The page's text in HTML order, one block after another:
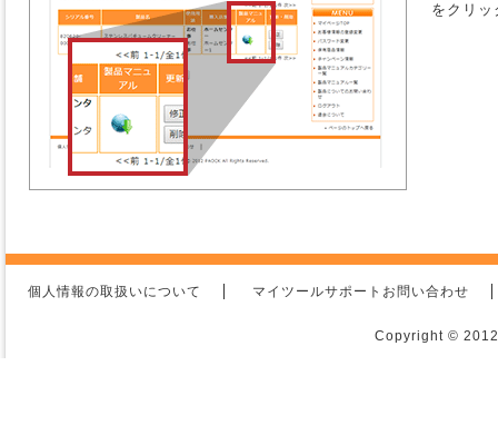
をクリ
個人情報の取扱いについて マイツールサポートお問い合わせ
Copyright ©